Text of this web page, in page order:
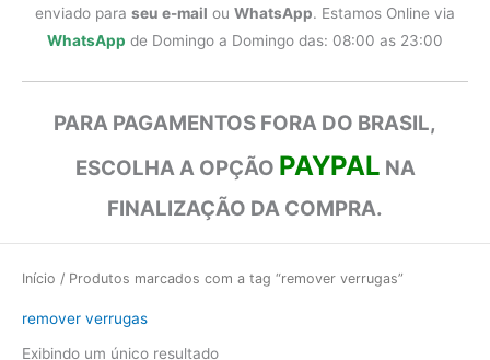
enviado para seu e-mail ou WhatsApp. Estamos Online via
WhatsApp de Domingo a Domingo das: 08:00 as 23:00
PARA PAGAMENTOS FORA DO BRASIL,
ESCOLHA A OPÇÃO PAYPAL NA
FINALIZAÇÃO DA COMPRA.
Início / Produtos marcados com a tag “remover verrugas”
remover verrugas
Exibindo um único resultado